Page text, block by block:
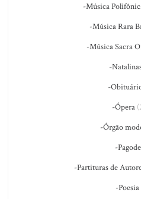
-Música
-Música Rara
-Música Sacra
-
-
-Ópera
-Órgão
-Pagode
-Partituras de
-Poesia